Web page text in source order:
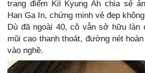
trang điểm Kil Kyung Ah chia sẻ
Han Ga In, chứng minh vẻ đẹp
Dù đã ngoài 40, cô vẫn sở hữu làn
mũi cao thanh thoát, đường nét
vào nghề.